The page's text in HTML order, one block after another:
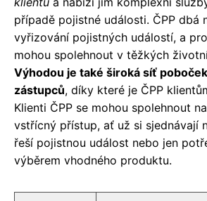
případě pojistné události. ČPP dbá
vyřizování pojistných událostí, a
mohou spolehnout v těžkých
Výhodou je také široká síť
zástupců, díky které je ČPP
Klienti ČPP se mohou spolehnout
vstřícný přístup, ať už si sjednávají
řeší pojistnou událost nebo jen
výběrem vhodného produktu.